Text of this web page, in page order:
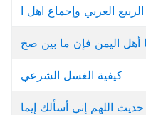
كيفية الغسل الشرعي